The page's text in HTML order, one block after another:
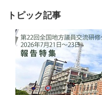
トピック記事